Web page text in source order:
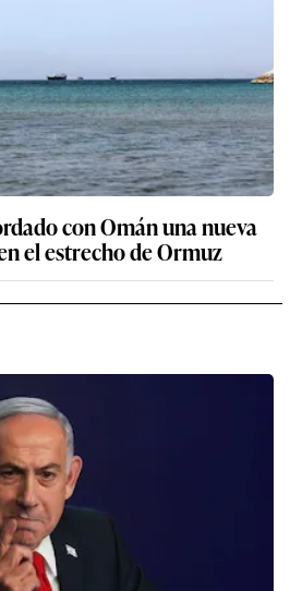
con Omán una nueva
el estrecho de Ormuz